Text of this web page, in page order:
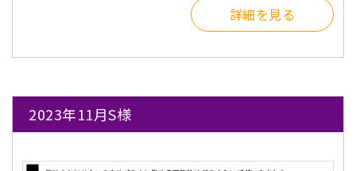
詳細を見る
2023年11月S様